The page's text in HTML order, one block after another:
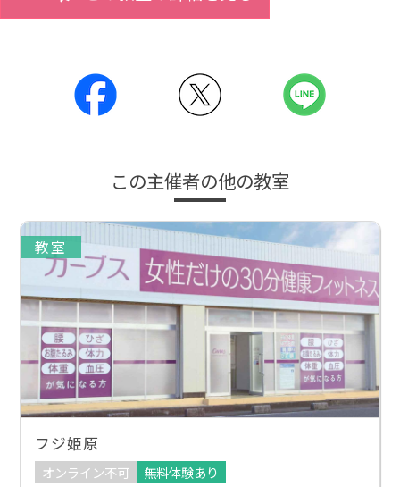
この主催者の他の教室
教室
フジ姫原
オンライン不可
無料体験あり